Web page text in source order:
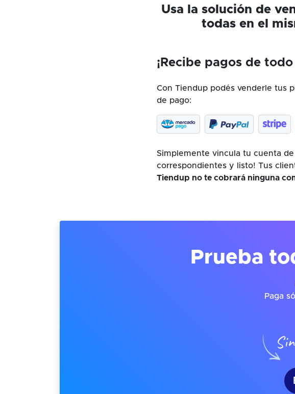
Usa la solución de
todas en el
¡Recibe pagos de
Con Tiendup podés venderle tus
de pago:
Simplemente vincula tu cuenta
correspondientes y listo! Tus
Tiendup no te cobrará ninguna
Prueba
Paga